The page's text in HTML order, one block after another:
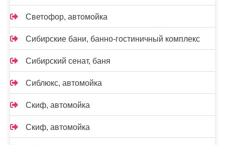
Светофор, автомойка
Сибирские бани, банно-гостиничный комплекс
Сибирский сенат, баня
Сиблюкс, автомойка
Скиф, автомойка
Скиф, автомойка